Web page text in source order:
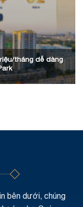
tháng dễ dàng
bên dưới, chúng